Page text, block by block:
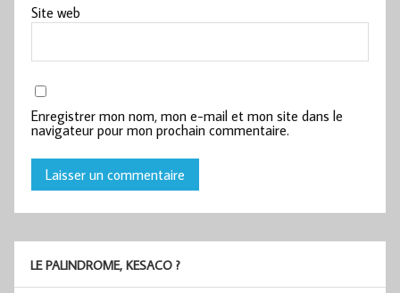
Site web
Enregistrer mon nom, mon e-mail et mon site dans le
navigateur pour mon prochain commentaire.
LE PALINDROME, KESACO ?